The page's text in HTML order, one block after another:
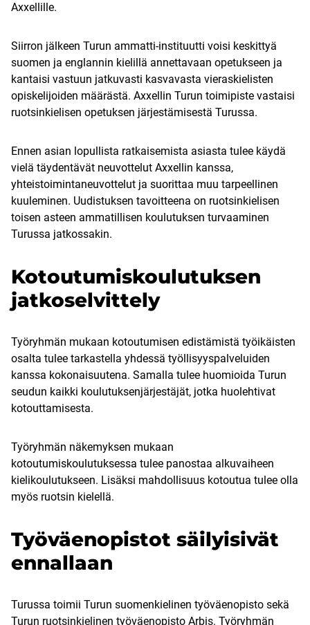
Axxellille.
Siirron jälkeen Turun ammatti-instituutti voisi keskittyä
suomen ja englannin kielillä annettavaan opetukseen ja
kantaisi vastuun jatkuvasti kasvavasta vieraskielisten
opiskelijoiden määrästä. Axxellin Turun toimipiste vastaisi
ruotsinkielisen opetuksen järjestämisestä Turussa.
Ennen asian lopullista ratkaisemista asiasta tulee käydä
vielä täydentävät neuvottelut Axxellin kanssa,
yhteistoimintaneuvottelut ja suorittaa muu tarpeellinen
kuuleminen. Uudistuksen tavoitteena on ruotsinkielisen
toisen asteen ammatillisen koulutuksen turvaaminen
Turussa jatkossakin.
Kotoutumiskoulutuksen
jatkoselvittely
Työryhmän mukaan kotoutumisen edistämistä työikäisten
osalta tulee tarkastella yhdessä työllisyyspalveluiden
kanssa kokonaisuutena. Samalla tulee huomioida Turun
seudun kaikki koulutuksenjärjestäjät, jotka huolehtivat
kotouttamisesta.
Työryhmän näkemyksen mukaan
kotoutumiskoulutuksessa tulee panostaa alkuvaiheen
kielikoulutukseen. Lisäksi mahdollisuus kotoutua tulee olla
myös ruotsin kielellä.
Työväenopistot säilyisivät
ennallaan
Turussa toimii Turun suomenkielinen työväenopisto sekä
Turun ruotsinkielinen työväenopisto Arbis. Työryhmän